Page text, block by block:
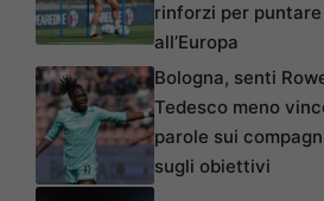
rinforzi per puntare
all’Europa
Bologna, senti
Tedesco meno
parole sui
sugli obiettivi